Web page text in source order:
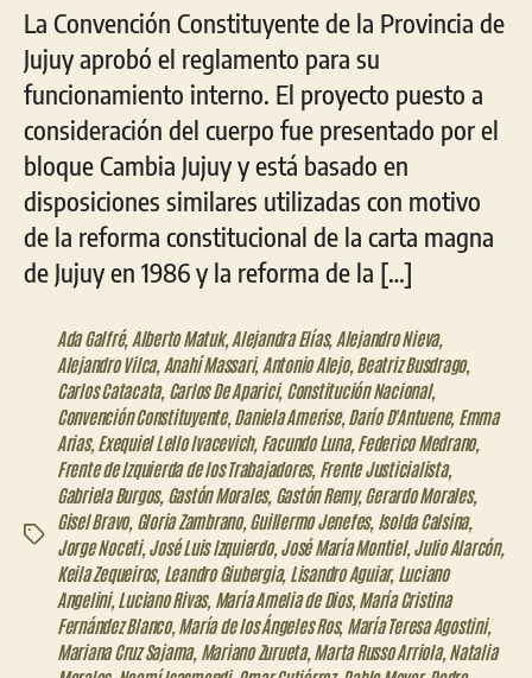
La Convención Constituyente de la Provincia de
Jujuy aprobó el reglamento para su
funcionamiento interno. El proyecto puesto a
consideración del cuerpo fue presentado por el
bloque Cambia Jujuy y está basado en
disposiciones similares utilizadas con motivo
de la reforma constitucional de la carta magna
de Jujuy en 1986 y la reforma de la […]
Etiquetas
Ada Galfré, Alberto Matuk, Alejandra Elías, Alejandro Nieva,
Alejandro Vilca, Anahí Massari, Antonio Alejo, Beatriz Busdrago,
Carlos Catacata, Carlos De Aparici, Constitución Nacional,
Convención Constituyente, Daniela Amerise, Darío D'Antuene, Emma
Arias, Exequiel Lello Ivacevich, Facundo Luna, Federico Medrano,
Frente de Izquierda de los Trabajadores, Frente Justicialista,
Gabriela Burgos, Gastón Morales, Gastón Remy,Gerardo Morales,
Gisel Bravo, Gloria Zambrano, Guillermo Jenefes, Isolda Calsina,
Jorge Noceti, José Luis Izquierdo, José María Montiel, Julio Alarcón,
Keila Zequeiros, Leandro Giubergia, Lisandro Aguiar, Luciano
Angelini, Luciano Rivas, María Amelia de Dios, María Cristina
Fernández Blanco, María de los Ángeles Ros, María Teresa Agostini,
Mariana Cruz Sajama, Mariano Zurueta, Marta Russo Arriola, Natalia